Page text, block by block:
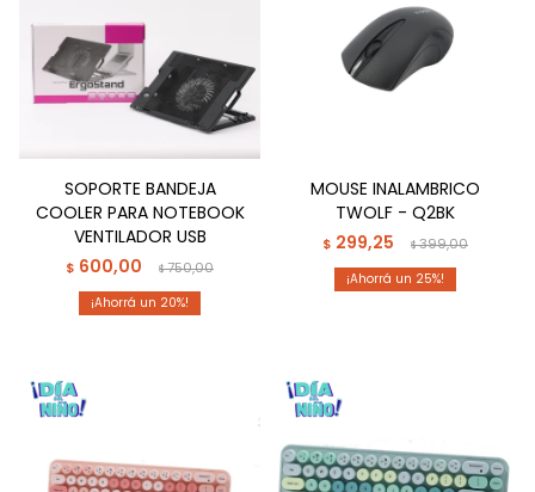
SOPORTE BANDEJA
COOLER PARA NOTEBOOK
VENTILADOR USB
$ 600,00 $750,00
20
MOUSE INALAMBRICO
TWOLF - Q2BK
$ 299,25 $399,00
25